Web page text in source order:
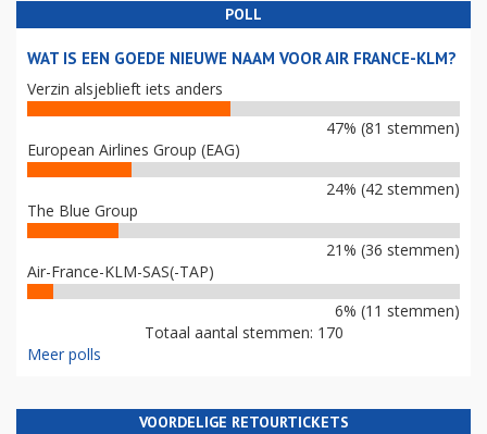
POLL
WAT IS EEN GOEDE NIEUWE NAAM VOOR AIR FRANCE-KLM?
Verzin alsjeblieft iets anders
47% (81 stemmen)
European Airlines Group (EAG)
24% (42 stemmen)
The Blue Group
21% (36 stemmen)
Air-France-KLM-SAS(-TAP)
6% (11 stemmen)
Totaal aantal stemmen: 170
Meer polls
VOORDELIGE RETOURTICKETS